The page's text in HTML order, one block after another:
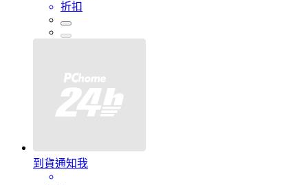
折扣
到貨通知我